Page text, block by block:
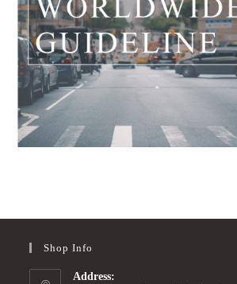
Shop Info
Address: